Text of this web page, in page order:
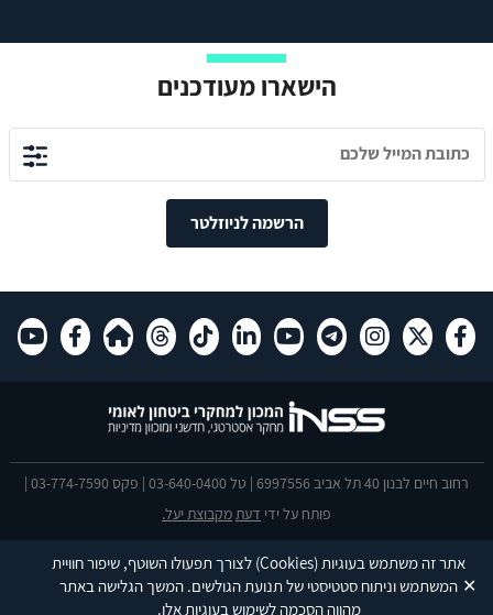
אתר זה משתמש בעוגיות(Cookies) לצורך תפעולו השוטף, שיפור חוויית
המשתמש וניתוח סטטיסטי של תנועת הגולשים. המשך הגלישה באתר
מהווה הסכמה לשימוש בעוגיות אלו.
✕
הישארו מעודכנים
הרשמה לניוזלטר
רחוב חיים לבנון 40 תל אביב 6997556 | טל 03-640-0400 | פקס 03-774-7590 |
פותח על ידי דעתמקבוצת יעל.
This site is protected by reCAPTCHA and the Google Privacy Policyand
Terms of Service apply.